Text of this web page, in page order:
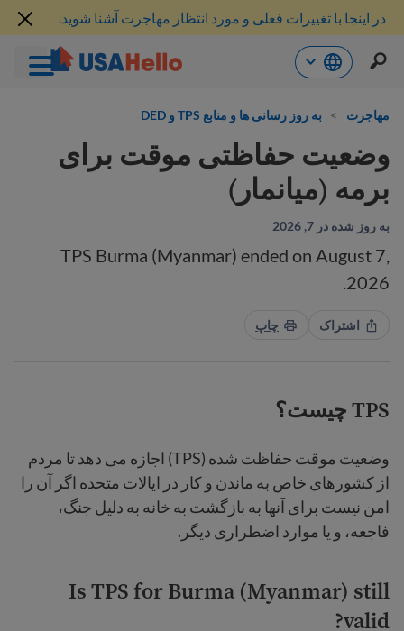
در اینجا با تغییرات فعلی و مورد انتظار مهاجرت آشنا شوید.
مهاجرت > به روز رسانی ها و منابع TPS و DED
وضعیت حفاظتی موقت برای
برمه (میانمار)
به روز شده در 7, 2026
TPS Burma (Myanmar) ended on August 7,
2026.
اشتراک چاپ
TPS چیست؟
وضعیت موقت حفاظت شده (TPS) اجازه می دهد تا مردم
از کشورهای خاص به ماندن و کار در ایالات متحده اگر آن را
امن نیست برای آنها به بازگشت به خانه به دلیل جنگ،
فاجعه، و یا موارد اضطراری دیگر.
Is TPS for Burma (Myanmar) still
valid?